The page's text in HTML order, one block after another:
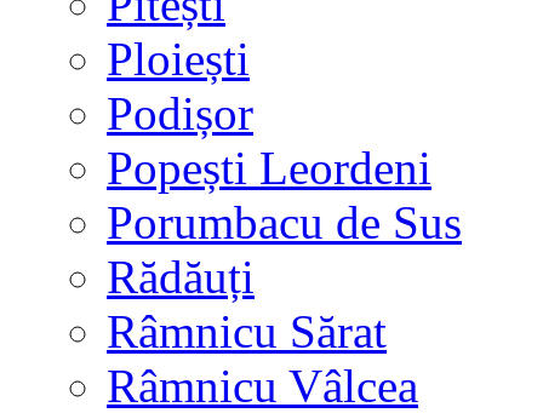
Ploiești
Podișor
Popești Leordeni
Porumbacu de Sus
Rădăuți
Râmnicu Sărat
Râmnicu Vâlcea